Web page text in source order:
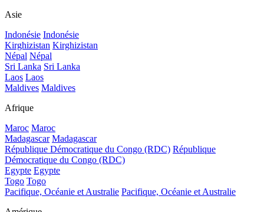
Asie
Indonésie Indonésie
Kirghizistan Kirghizistan
Népal Népal
Sri Lanka Sri Lanka
Laos Laos
Maldives Maldives
Afrique
Maroc Maroc
Madagascar Madagascar
République Démocratique du Congo (RDC) République
Démocratique du Congo (RDC)
Egypte Egypte
Togo Togo
Pacifique, Océanie et Australie Pacifique, Océanie et Australie